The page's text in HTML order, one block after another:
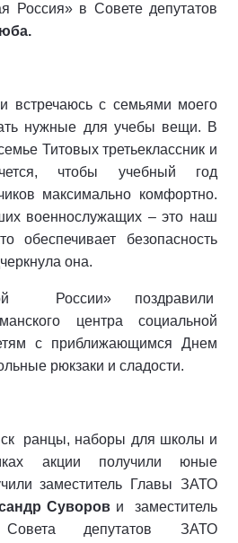
Россия» в Совете депутатов
встречаюсь с семьями моего
нужные для учебы вещи. В
Титовых третьеклассник и
чтобы учебный год
максимально комфортно.
военнослужащих – это наш
обеспечивает безопасность
она.
России» поздравили
центра социальной
с приближающимся Днем
рюкзаки и сладости.
ранцы, наборы для школы и
акции получили юные
заместитель Главы ЗАТО
Суворов и заместитель
депутатов ЗАТО